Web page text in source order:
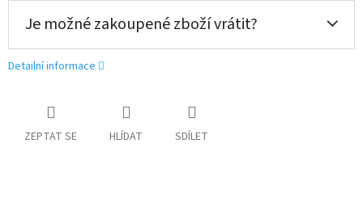
Je možné zakoupené zboží vrátit?
Detailní informace
ZEPTAT SE HLÍDAT SDÍLET